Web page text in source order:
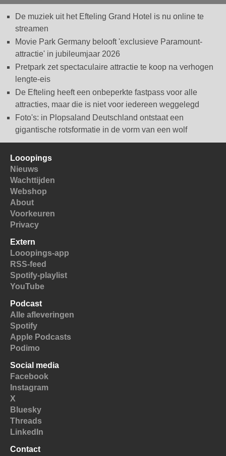
De muziek uit het Efteling Grand Hotel is nu online te
streamen
Movie Park Germany belooft 'exclusieve Paramount-
attractie' in jubileumjaar 2026
Pretpark zet spectaculaire attractie te koop na verhogen
lengte-eis
De Efteling heeft een onbeperkte fastpass voor alle
attracties, maar die is niet voor iedereen weggelegd
Foto's: in Plopsaland Deutschland ontstaat een
gigantische rotsformatie in de vorm van een wolf
Looopings
Nieuws
Wachttijden
Webshop
About
Voorkeuren
Privacy
Extern
Looopings-app
RSS-feed
Spotify-playlist
YouTube
Podcast
Alle afleveringen
Spotify
Apple Podcasts
Podimo
Social media
Facebook
Instagram
X
Bluesky
Threads
LinkedIn
Contact